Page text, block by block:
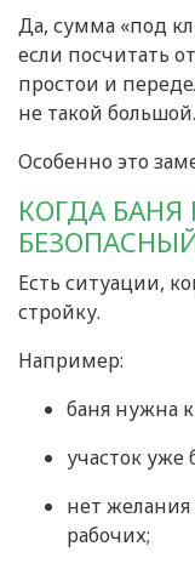
Да, сумма «под
если посчитать
простои и
не такой большой.
Особенно это
КОГДА
Есть ситуации,
стройку.
Например:
баня нужна
участок уже
нет желания
рабочих;